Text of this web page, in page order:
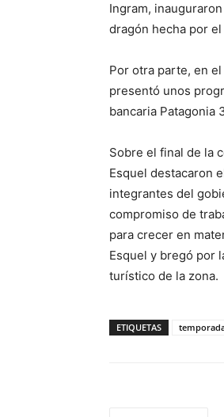
Ingram,
dragón hecha por
Por otra parte, en
presentó unos
bancaria Patagonia
Sobre el final de la
Esquel destacaron
integrantes del
compromiso de
para crecer en
Esquel y bregó por
turístico de la zona.
ETIQUETAS